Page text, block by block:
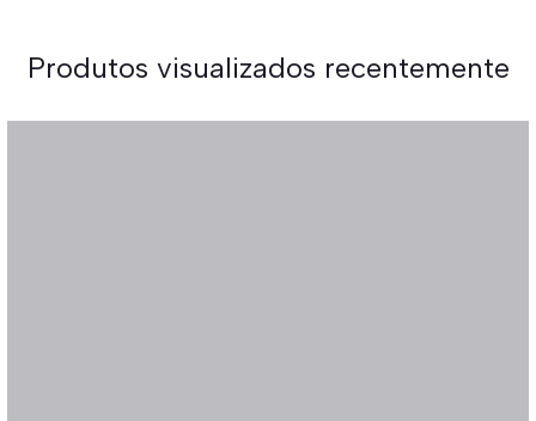
Produtos visualizados recentemente